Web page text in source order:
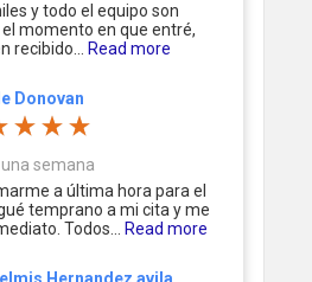
y todo el equipo son
momento en que entré,
recibido...
Read more
Donovan
una semana
a última hora para el
temprano a mi cita y me
Todos...
Read more